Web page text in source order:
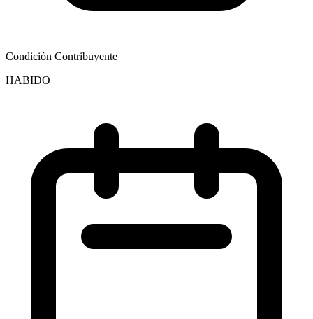
Condición Contribuyente
HABIDO